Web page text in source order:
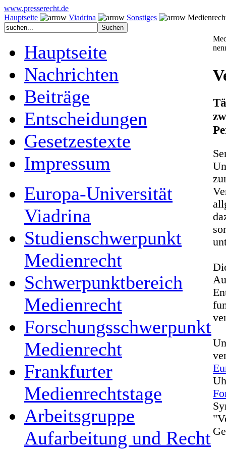
www.presserecht.de
Hauptseite
Viadrina Sonstiges
Hauptseite
Nachrichten
Beiträge
Entscheidungen
Gesetzestexte
Impressum
Europa-Universität
Viadrina
Studienschwerpunkt
Medienrecht
Schwerpunktbereich
Medienrecht
Forschungsschwerpunkt
Medienrecht
Frankfurter
Medienrechtstage
Arbeitsgruppe
Aufarbeitung und Recht